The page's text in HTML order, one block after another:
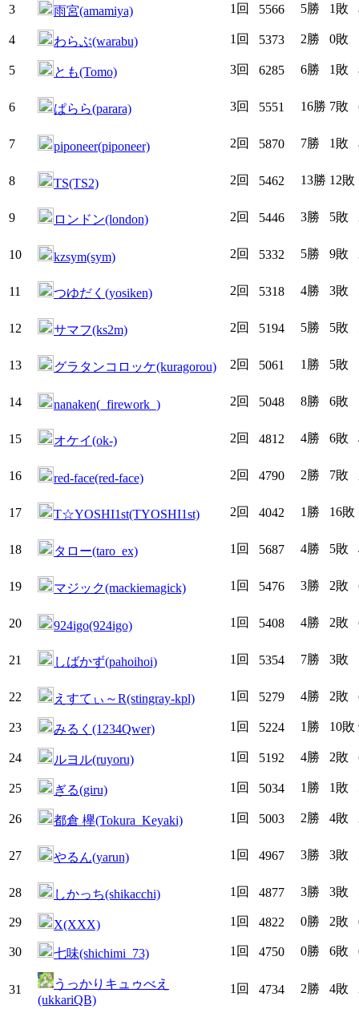
3 雨宮(amamiya) 1回 5566 5勝 1敗
4 わらぶ(warabu) 1回 5373 2勝 0敗
5 とも(Tomo) 3回 6285 6勝 1敗
6 ぱらら(parara) 3回 5551 16勝 7敗
7 piponeer(piponeer) 2回 5870 7勝 1敗
8 TS(TS2) 2回 5462 13勝 12敗
9 ロンドン(london) 2回 5446 3勝 5敗
10 kzsym(sym) 2回 5332 5勝 9敗
11 つゆだく(yosiken) 2回 5318 4勝 3敗
12 サマフ(ks2m) 2回 5194 5勝 5敗
13 グラタンコロッケ(kuragorou) 2回 5061 1勝 5敗
14 nanaken(_firework_) 2回 5048 8勝 6敗
15 オケイ(ok-) 2回 4812 4勝 6敗
16 red-face(red-face) 2回 4790 2勝 7敗
17 T☆YOSHI1st(TYOSHI1st) 2回 4042 1勝 16敗
18 タロー(taro_ex) 1回 5687 4勝 5敗
19 マジック(mackiemagick) 1回 5476 3勝 2敗
20 924igo(924igo) 1回 5408 4勝 2敗
21 しばかず(pahoihoi) 1回 5354 7勝 3敗
22 えすてぃ～R(stingray-kpl) 1回 5279 4勝 2敗
23 みるく(1234Qwer) 1回 5224 1勝 10敗
24 ルヨル(ruyoru) 1回 5192 4勝 2敗
25 ぎる(giru) 1回 5034 1勝 1敗
26 都倉 欅(Tokura_Keyaki) 1回 5003 2勝 4敗
27 やるん(yarun) 1回 4967 3勝 3敗
28 しかっち(shikacchi) 1回 4877 3勝 3敗
29 X(XXX) 1回 4822 0勝 2敗
30 七味(shichimi_73) 1回 4750 0勝 6敗
31
うっかりキュゥべえ
(ukkariQB)
1回 4734 2勝 4敗